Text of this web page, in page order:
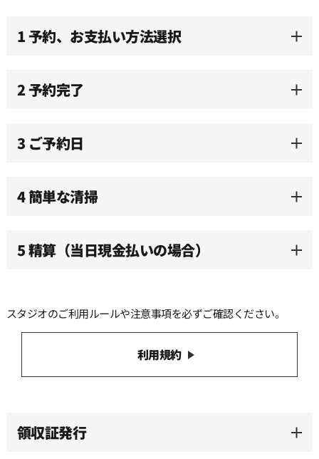
1 予約、お支払い方法選択
2 予約完了
3 ご予約日
4 簡単な清掃
5 精算（当日現金払いの場合）
スタジオのご利用ルールや注意事項を必ずご確認ください。
利用規約
領収証発行